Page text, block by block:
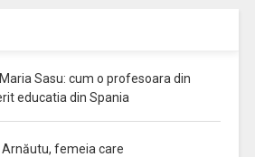
Sasu: cum o profesoara din
educatia din Spania
femeia care